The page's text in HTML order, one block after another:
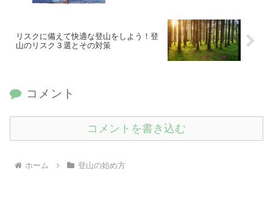
リスクに備えて快適な登山をしよう！登
山のリスク３選とその対策
コメント
コメントを書き込む
ホーム 登山の始め方